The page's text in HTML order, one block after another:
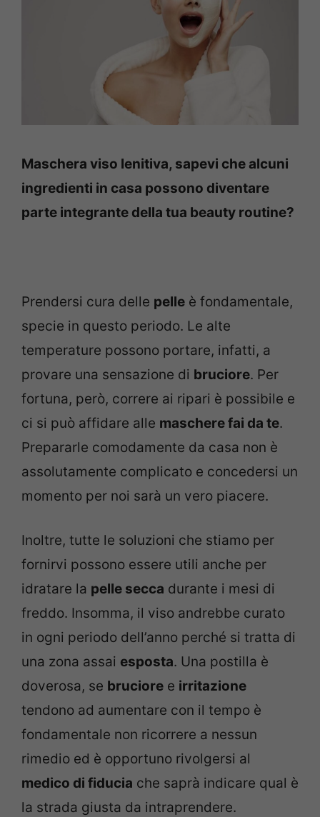
Maschera viso lenitiva, sapevi che alcuni
ingredienti in casa possono diventare
parte integrante della tua beauty routine?
Prendersi cura delle pelle è fondamentale,
specie in questo periodo. Le alte
temperature possono portare, infatti, a
provare una sensazione di bruciore. Per
fortuna, però, correre ai ripari è possibile e
ci si può affidare alle maschere fai da te.
Prepararle comodamente da casa non è
assolutamente complicato e concedersi un
momento per noi sarà un vero piacere.
Inoltre, tutte le soluzioni che stiamo per
fornirvi possono essere utili anche per
idratare la pelle secca durante i mesi di
freddo. Insomma, il viso andrebbe curato
in ogni periodo dell’anno perché si tratta di
una zona assai esposta. Una postilla è
doverosa, se bruciore e irritazione
tendono ad aumentare con il tempo è
fondamentale non ricorrere a nessun
rimedio ed è opportuno rivolgersi al
medico di fiducia che saprà indicare qual è
la strada giusta da intraprendere.